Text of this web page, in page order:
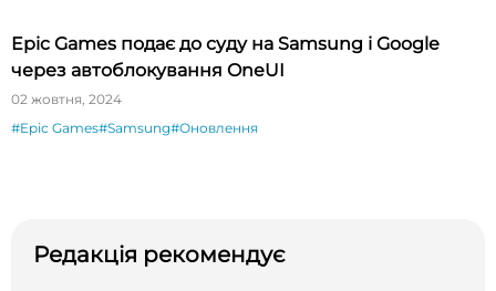
Epic Games подає до суду на Samsung і Google
через автоблокування OneUI
02 жовтня, 2024
#Epic Games#Samsung#Оновлення
Редакція рекомендує